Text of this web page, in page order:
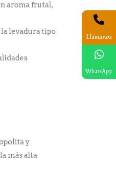
aroma frutal,
levadura tipo
y
más alta
Llámanos
WhatsApp